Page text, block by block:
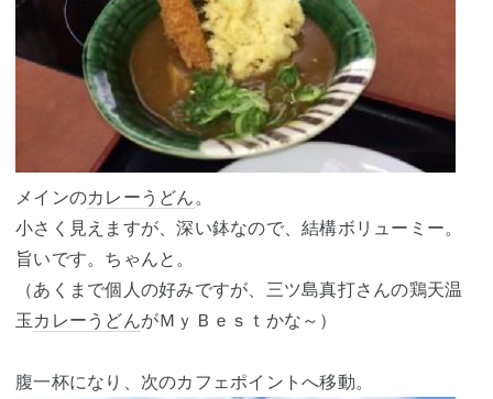
メインのカレーうどん。
小さく見えますが、深い鉢なので、結構ボリューミー。
旨いです。ちゃんと。
（あくまで個人の好みですが、三ツ島真打さんの鶏天温
玉 カレーうどんがＭｙＢｅｓｔかな～）
腹一杯になり、次のカフェポイントへ移動。